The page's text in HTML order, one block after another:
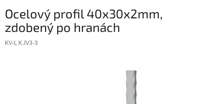
Ocelový profil 40x30x2mm,
zdobený po hranách
KV-L KJV3-3